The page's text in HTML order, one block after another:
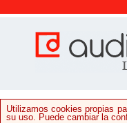
Utilizamos cookies propias
su uso. Puede cambiar la